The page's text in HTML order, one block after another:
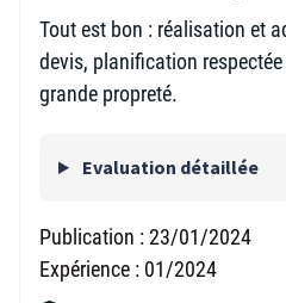
Tout est bon : réalisation et
devis, planification
grande propreté.
Evaluation détaillée
Publication : 23/01/2024
Expérience : 01/2024